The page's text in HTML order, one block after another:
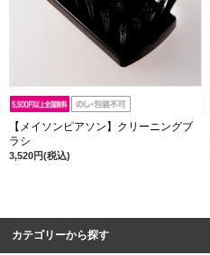
【メイソンピアソン】クリーニングブ
ラシ
3,520円(税込)
カテゴリーから探す